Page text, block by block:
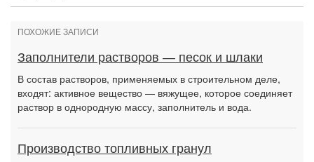
ПОХОЖИЕ ЗАПИСИ
Заполнители растворов — песок и шлаки
В состав растворов, применяемых в строительном деле,
входят: активное вещество — вяжущее, которое соединяет
раствор в однородную массу, заполнитель и вода.
Производство топливных гранул